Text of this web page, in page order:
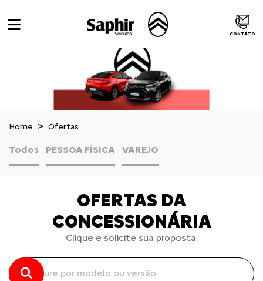
CONTATO
Home Ofertas
Todos PESSOA FÍSICA VAREJO
OFERTAS DA
CONCESSIONÁRIA
Clique e solicite sua proposta.